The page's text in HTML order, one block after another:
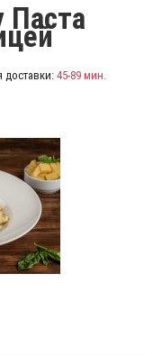
Паста
доставки:45-89 мин.